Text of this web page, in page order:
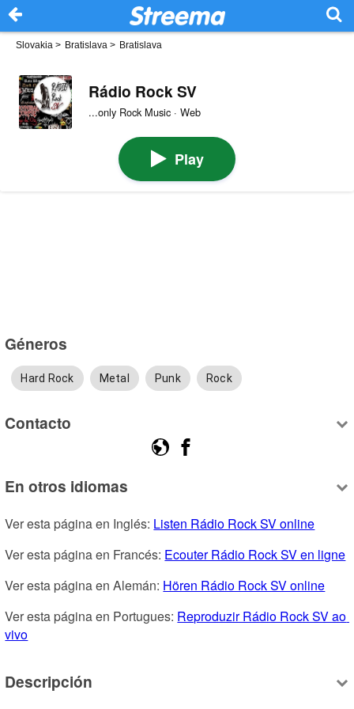
Slovakia > Bratislava > Bratislava
Rádio Rock SV
...only Rock Music · Web
Play
Géneros
Hard Rock Metal Punk Rock
Contacto
En otros idiomas
Ver esta página en Inglés: Listen Rádio Rock SV online
Ver esta página en Francés: Ecouter Rádio Rock SV en ligne
Ver esta página en Alemán: Hören Rádio Rock SV online
Ver esta página en Portugues: Reproduzir Rádio Rock SV ao
vivo
Descripción